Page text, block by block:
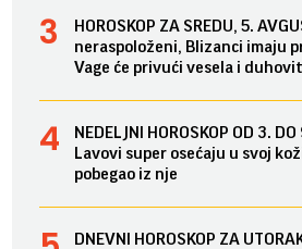
HOROSKOP ZA SREDU, 5.
neraspoloženi, Blizanci imaju
Vage će privući vesela i
NEDELJNI HOROSKOP OD 3.
Lavovi super osećaju u svoj
pobegao iz nje
DNEVNI HOROSKOP ZA